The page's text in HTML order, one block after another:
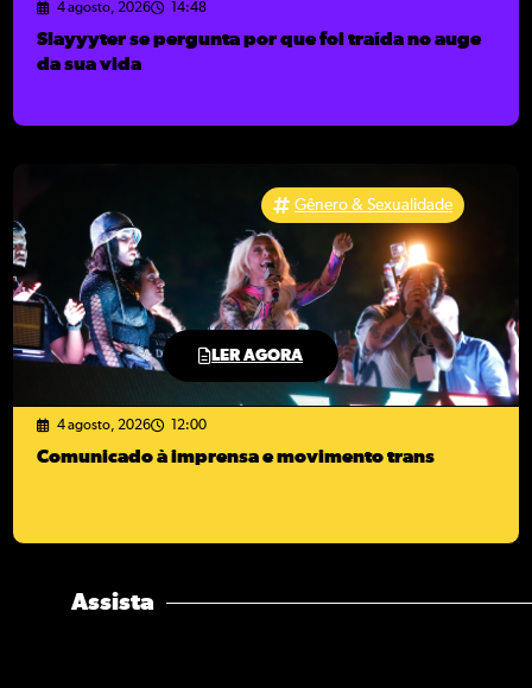
4 agosto, 2026 14:48
Slayyyter se pergunta por que foi traída no auge
da sua vida
LER AGORA
Gênero & Sexualidade
4 agosto, 2026 12:00
Comunicado à imprensa e movimento trans
Assista